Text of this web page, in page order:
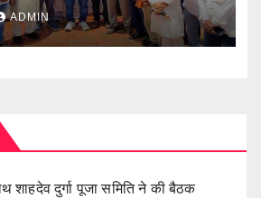
ADMIN
शाहदेव दुर्गा पूजा समिति ने की बैठक